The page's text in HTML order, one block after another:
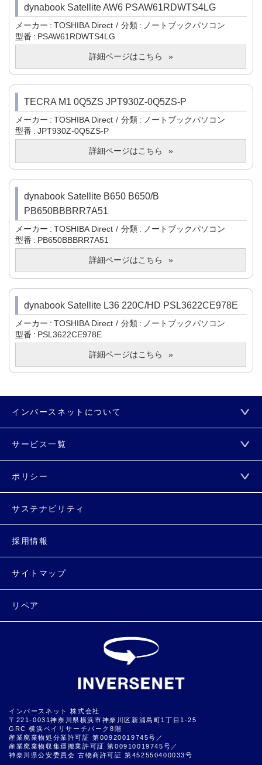
dynabook Satellite AW6 PSAW61RDWTS4LG
メーカー TOSHIBA Direct 分類
ノートブックパソコン
型番
PSAW61RDWTS4LG
詳細ページはこちら
TECRA M1 0Q5ZS JPT930Z-0Q5ZS-P
メーカー TOSHIBA Direct 分類
ノートブックパソコン
型番
JPT930Z-0Q5ZS-P
詳細ページはこちら
dynabook Satellite B650 B650/B
PB650BBBRR7A51
メーカー TOSHIBA Direct 分類
ノートブックパソコン
型番
PB650BBBRR7A51
詳細ページはこちら
dynabook Satellite L36 220C/HD PSL3622CE978E
メーカー TOSHIBA Direct 分類
ノートブックパソコン
型番
PSL3622CE978E
詳細ページはこちら
インバースネットについて
サービス一覧
ポリシー
サステナビリティ
採用情報
サイトマップ
リペア
インバースネット 株式会社
〒221-0031神奈川県横浜市神奈川区新浦島町1丁目1-25
GRC 横浜ベイリサーチパーク8階
産業廃棄物処分業許可証 第00920019745号／
産業廃棄物収集運搬業許可証 第00910019745号／
神奈川県公安委員会 古物商許可証 第452550400033号